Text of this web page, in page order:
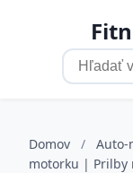
Domov /
Auto-
motorku | Prilby